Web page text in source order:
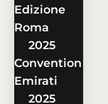
Edizione
Roma
2025
Convention
Emirati
2025